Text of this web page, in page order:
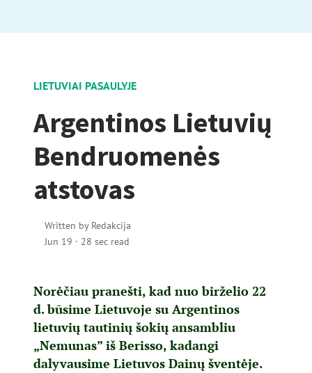
LIETUVIAI PASAULYJE
Argentinos Lietuvių
Bendruomenės
atstovas
Written by Redakcija
Jun 19 · 28 sec read
Norėčiau pranešti, kad nuo birželio 22
d. būsime Lietuvoje su Argentinos
lietuvių tautinių šokių ansambliu
„Nemunas” iš Berisso, kadangi
dalyvausime Lietuvos Dainų šventėje.